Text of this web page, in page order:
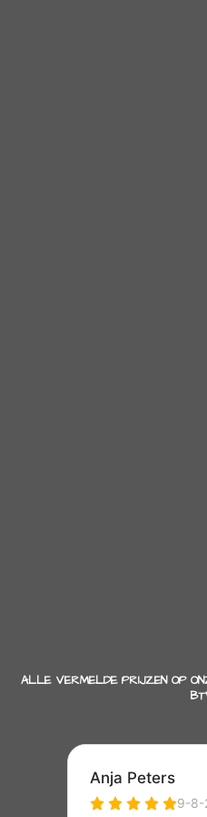
ALLE VERMELDE PRIJZEN OP